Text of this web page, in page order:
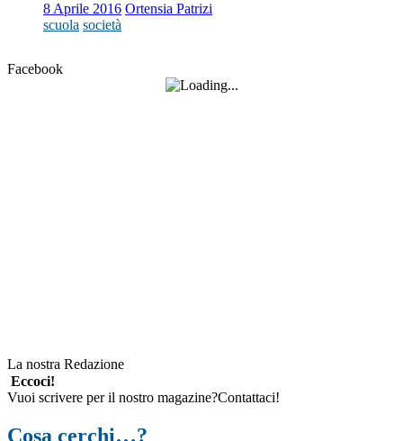
8 Aprile 2016 Ortensia Patrizi
scuola società
Facebook
La nostra Redazione
Eccoci!
Vuoi scrivere per il nostro magazine?Contattaci!
Cosa cerchi…?